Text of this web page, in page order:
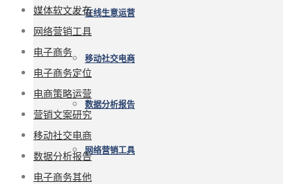
在线生意运营
移动社交电商
数据分析报告
网络营销工具
媒体软文发布
网络营销工具
电子商务
电子商务定位
电商策略运营
营销文案研究
移动社交电商
数据分析报告
电子商务其他